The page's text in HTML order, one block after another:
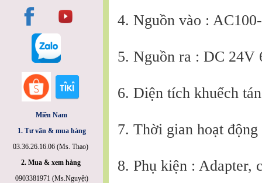
Miền Nam
1. Tư vấn & mua hàng
03.36.26.16.06 (Ms. Thao)
2. Mua & xem hàng
0903381971 (Ms.Nguyệt)
4. Nguồn vào :
5. Nguồn ra : DC 24V
6. Diện tích khuếch
7. Thời gian hoạt
8. Phụ kiện : Adapter,